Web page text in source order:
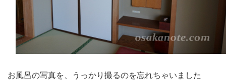
お風呂の写真を、うっかり撮るのを忘れちゃいました